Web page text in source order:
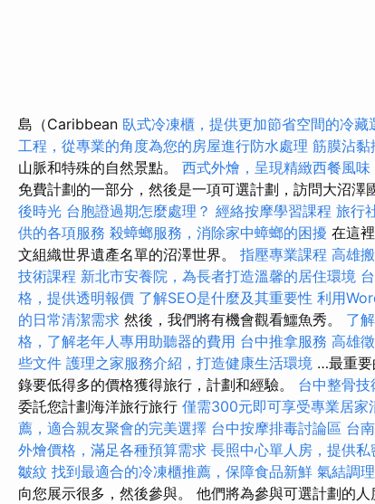
島（Caribbean 臥式冷凍櫃，提供更加節省空間的冷藏
工程，從專業的角度為您的房屋進行防水處理 筋膜沾黏
山脈和特殊的自然景點。 西式外燴，呈現精緻西餐風味
免費計劃的一部分，然後是一項可選計劃，訪問大沼澤
後時光 台胞證過期怎麼處理？ 經絡按摩學習課程 旅行
供的各項服務 殺蟑螂服務，消除家中蟑螂的困擾 在這
文組織世界遺產名單的沼澤世界。 指壓專業課程 高雄
技術課程 新北市安養院，為長者打造溫馨的居住環境
格，提供透明報價 了解SEO是什麼及其重要性 利用
的日常清潔需求 然後，我們將有機會觀看鱷魚秀。 了
格，了解老年人專用助聽器的費用 台中推拿服務 高雄
些文件 護理之家服務介紹，打造健康生活環境 …最重要
錄要低得多的價格獲得旅行，計劃和經驗。 台中整骨技
委託您計劃海洋旅行旅行 僅需300元即可享受專業居家
薦，適合親友聚會的完美選擇 台中按摩排毒討論區 台
外燴價格，滿足各種預算需求 長照中心單人房，提供
皺紋 找到最適合的冷凍櫃推薦，保障食品新鮮 氣結調
向您展示很多，然後參與。 他們將為參與可選計劃的